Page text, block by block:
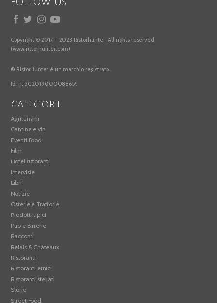
FOLLOW US
Copyright © 2017 – 2023 Ristorhunter. All rights reserved.
(www.ristorhunter.com)
® RistorHunter è un marchio registrato.
Id. n. 302019000088659
CATEGORIE
Agriturismi
Cantine e vini
Eventi Food
Film
Hotel ristoranti
Interviste
Libri
Notizie
Osterie e Trattorie
Prodotti tipici
Pub e Birrerie
Racconti
Relais & Châteaux
Ristoranti
Ristoranti etnici
Ristoranti stellati
Storie
Street Food